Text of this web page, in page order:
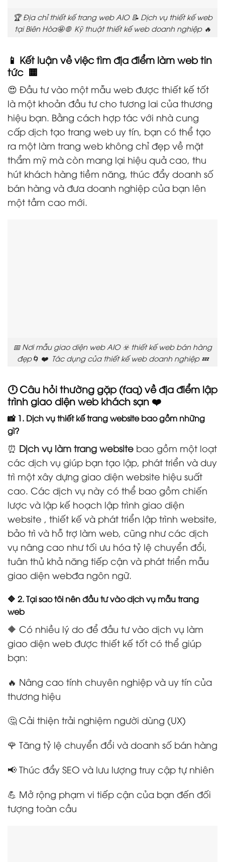
🏆 Địa chỉ thiết kế trang web AIO 📝 Dịch vụ thiết kế web
tại Biên Hòa🤩 🌐 Kỹ thuật thiết kế web doanh nghiệp 🔥
📱 Kết luận về việc tìm địa điểm làm web tin
tức 🟨
😍 Đầu tư vào một mẫu web được thiết kế tốt
là một khoản đầu tư cho tương lai của thương
hiệu bạn. Bằng cách hợp tác với nhà cung
cấp dịch tạo trang web uy tín, bạn có thể tạo
ra một làm trang web không chỉ đẹp về mặt
thẩm mỹ mà còn mang lại hiệu quả cao, thu
hút khách hàng tiềm năng, thúc đẩy doanh số
bán hàng và đưa doanh nghiệp của bạn lên
một tầm cao mới.
📅 Nơi mẫu giao diện web AIO ☣️ thiết kế web bán hàng
đẹp🌀 ❤️ Tác dụng của thiết kế web doanh nghiệp 💤
🕛 Câu hỏi thường gặp (faq) về địa điểm lập
trình giao diện web khách sạn ❤️
📸 1. Dịch vụ thiết kế trang website bao gồm những
gì?
⏰ Dịch vụ làm trang website bao gồm một loạt
các dịch vụ giúp bạn tạo lập, phát triển và duy
trì một xây dựng giao diện website hiệu suất
cao. Các dịch vụ này có thể bao gồm chiến
lược và lập kế hoạch lập trình giao diện
website , thiết kế và phát triển lập trình website,
bảo trì và hỗ trợ làm web, cũng như các dịch
vụ nâng cao như tối ưu hóa tỷ lệ chuyển đổi,
tuân thủ khả năng tiếp cận và phát triển mẫu
giao diện webđa ngôn ngữ.
🔷 2. Tại sao tôi nên đầu tư vào dịch vụ mẫu trang
web
🔶 Có nhiều lý do để đầu tư vào dịch vụ làm
giao diện web được thiết kế tốt có thể giúp
bạn:
🔥 Nâng cao tính chuyên nghiệp và uy tín của
thương hiệu
🤔 Cải thiện trải nghiệm người dùng (UX)
🌹 Tăng tỷ lệ chuyển đổi và doanh số bán hàng
📢 Thúc đẩy SEO và lưu lượng truy cập tự nhiên
💪 Mở rộng phạm vi tiếp cận của bạn đến đối
tượng toàn cầu